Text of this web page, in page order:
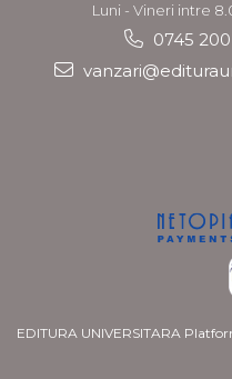
Luni - Vineri intre
0745
EDITURA UNIVERSITARA